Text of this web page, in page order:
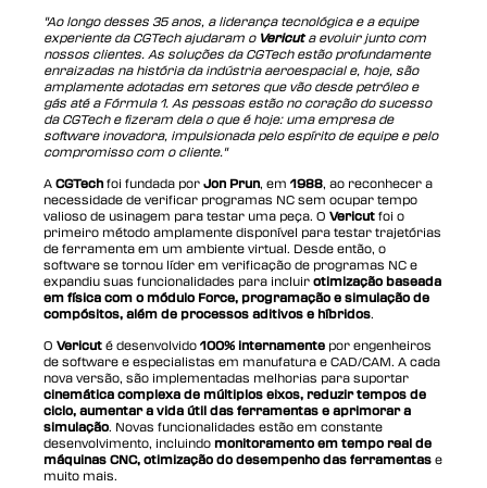
"Ao longo desses 35 anos, a liderança tecnológica e a equipe
experiente da CGTech ajudaram o Vericuta evoluir junto com
nossos clientes. As soluções da CGTech estão profundamente
enraizadas na história da indústria aeroespacial e, hoje, são
amplamente adotadas em setores que vão desde petróleo e
gás até a Fórmula 1. As pessoas estão no coração do sucesso
da CGTech e fizeram dela o que é hoje: uma empresa de
software inovadora, impulsionada pelo espírito de equipe e pelo
compromisso com o cliente."
ACGTechfoi fundada porJon Prun, em 1988, ao reconhecer a
necessidade de verificar programas NC sem ocupar tempo
valioso de usinagem para testar uma peça. O Vericutfoi o
primeiro método amplamente disponível para testar trajetórias
de ferramenta em um ambiente virtual. Desde então, o
software se tornou líder em verificação de programas NC e
expandiu suas funcionalidades para incluirotimização baseada
em física com o módulo Force, programação e simulação de
compósitos, além de processos aditivos e híbridos.
O Vericuté desenvolvido100% internamente por engenheiros
de software e especialistas em manufatura e CAD/CAM. A cada
nova versão, são implementadas melhorias para suportar
cinemática complexa de múltiplos eixos, reduzir tempos de
ciclo, aumentar a vida útil das ferramentas e aprimorar a
simulação. Novas funcionalidades estão em constante
desenvolvimento, incluindomonitoramento em tempo real de
máquinas CNC, otimização do desempenho das ferramentase
muito mais.